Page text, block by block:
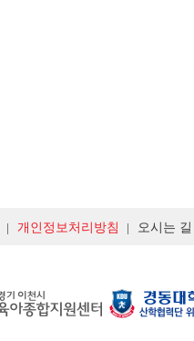
개인정보처리방침 오시는 길